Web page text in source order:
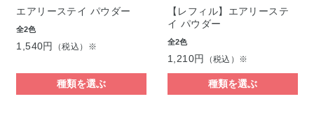
エアリーステイ パウダー
全2色
1,540円 （税込）※
種類を選ぶ
【レフィル】エアリーステ
イ パウダー
全2色
1,210円 （税込）※
種類を選ぶ